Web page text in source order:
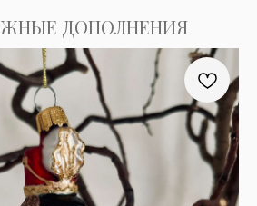
ДОПОЛНЕНИЯ